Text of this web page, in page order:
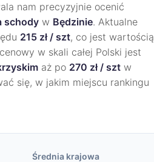
nam precyzyjnie ocenić
schody w Będzinie. Aktualne
215 zł / szt, co jest wartością
w skali całej Polski jest
aż po 270 zł / szt w
się, w jakim miejscu rankingu
Średnia krajowa